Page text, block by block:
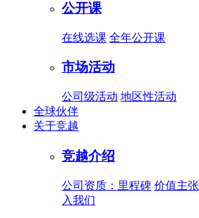
公开课
在线选课 全年公开课
市场活动
公司级活动 地区性活动
全球伙伴
关于竞越
竞越介绍
公司资质：里程碑 价值主张
入我们